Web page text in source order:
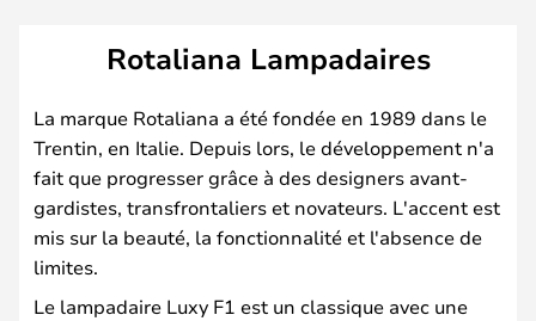
Rotaliana Lampadaires
La marque Rotaliana a été fondée en 1989 dans le
Trentin, en Italie. Depuis lors, le développement n'a
fait que progresser grâce à des designers avant-
gardistes, transfrontaliers et novateurs. L'accent est
mis sur la beauté, la fonctionnalité et l'absence de
limites.
Le lampadaire Luxy F1 est un classique avec une